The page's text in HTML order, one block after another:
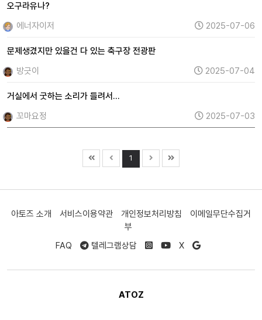
오구라유나?
에너자이저
2025-07-06
문제생겼지만 있을건 다 있는 축구장 전광판
방긋이
2025-07-04
거실에서 굿하는 소리가 들려서...
꼬마요정
2025-07-03
1
아토즈 소개 서비스이용약관 개인정보처리방침
이메일무단수집거
부
FAQ
텔레그램상담 X
ATOZ